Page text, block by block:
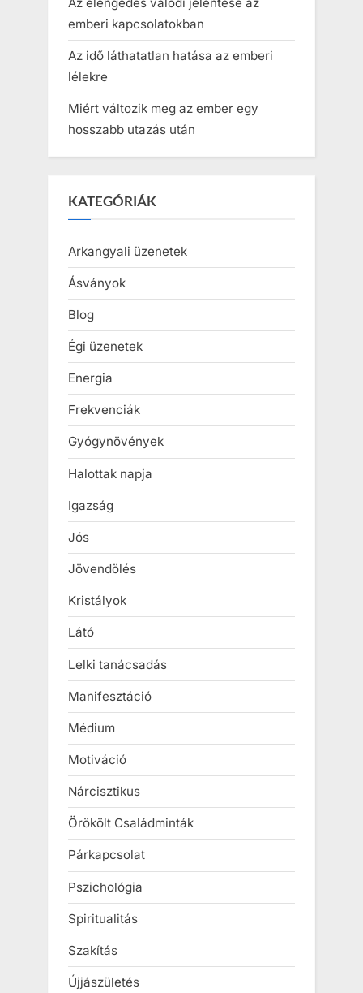
emberi kapcsolatokban
Az idő láthatatlan hatása az emberi
lélekre
Miért változik meg az ember egy
hosszabb utazás után
KATEGÓRIÁK
Arkangyali üzenetek
Ásványok
Blog
Égi üzenetek
Energia
Frekvenciák
Gyógynövények
Halottak napja
Igazság
Jós
Jövendölés
Kristályok
Látó
Lelki tanácsadás
Manifesztáció
Médium
Motiváció
Nárcisztikus
Örökölt Családminták
Párkapcsolat
Pszichológia
Spiritualitás
Szakítás
Újjászületés